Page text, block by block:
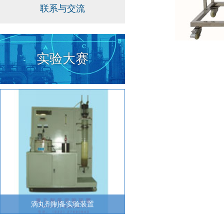
联系与交流
实验大赛
滴丸剂制备实验装置